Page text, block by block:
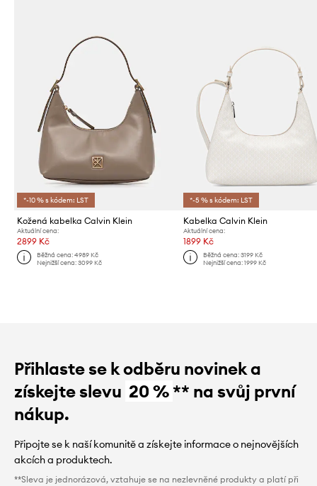
*-10 % s kódem: LST
Kožená kabelka Calvin Klein
Aktuální cena:
2899 Kč
Běžná cena:4989 Kč
Nejnižší cena:3099 Kč
*-5 % s kódem: LST
Kabelka Calvin Klein
Aktuální cena:
1899 Kč
Běžná cena: 3199 Kč
Nejnižší cena: 1999 Kč
Přihlaste se k odběru novinek a
získejte slevu 20 %** na svůj první
nákup.
Připojte se k naší komunitě a získejte informace o nejnovějších
akcích a produktech.
**Sleva je jednorázová, vztahuje se na nezlevněné produkty a platí při